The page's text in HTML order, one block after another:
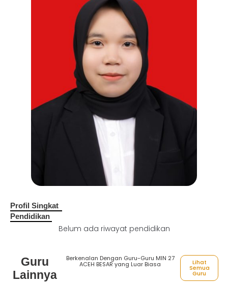
Profil Singkat
Pendidikan
Belum ada riwayat pendidikan
Guru
Lainnya
Berkenalan Dengan Guru-Guru MIN 27
ACEH BESAR yang Luar Biasa Lihat
Semua
Guru